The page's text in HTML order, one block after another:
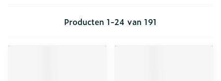
Producten 1-24 van 191